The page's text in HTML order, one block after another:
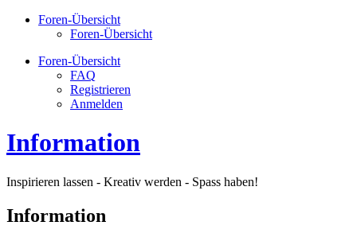
Foren-Übersicht
Foren-Übersicht
Foren-Übersicht
FAQ
Registrieren
Anmelden
Information
Inspirieren lassen - Kreativ werden - Spass haben!
Information